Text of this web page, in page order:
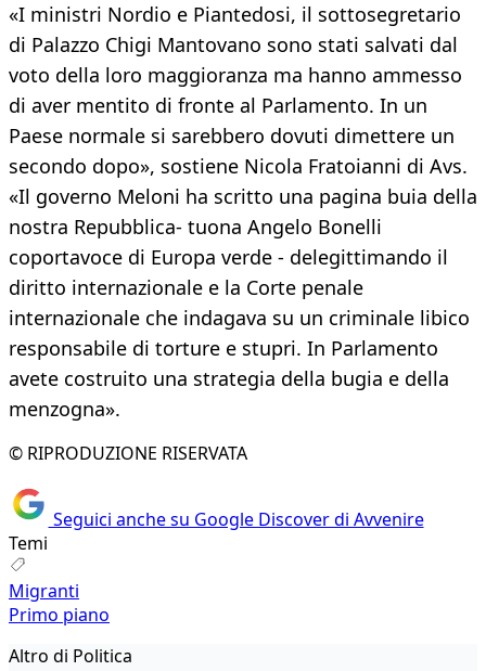
«I ministri Nordio e Piantedosi, il sottosegretario
di Palazzo Chigi Mantovano sono stati salvati dal
voto della loro maggioranza ma hanno ammesso
di aver mentito di fronte al Parlamento. In un
Paese normale si sarebbero dovuti dimettere un
secondo dopo», sostiene Nicola Fratoianni di Avs.
«Il governo Meloni ha scritto una pagina buia della
nostra Repubblica- tuona Angelo Bonelli
coportavoce di Europa verde - delegittimando il
diritto internazionale e la Corte penale
internazionale che indagava su un criminale libico
responsabile di torture e stupri. In Parlamento
avete costruito una strategia della bugia e della
menzogna».
© RIPRODUZIONE RISERVATA
Seguici anche su Google Discover di Avvenire
Temi
Migranti
Primo piano
Altro di Politica